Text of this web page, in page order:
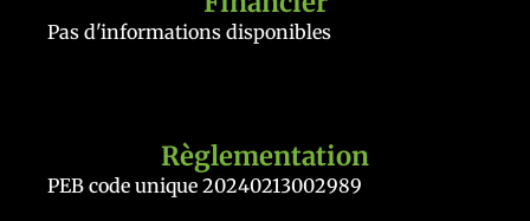
Pas d'informations disponibles
Règlementation
PEB code unique 20240213002989